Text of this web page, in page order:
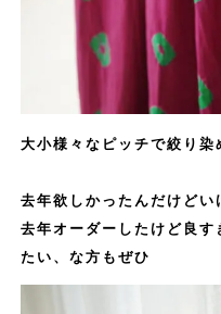
大小様々なピッチで絞り染
去年欲しかったんだけどい
去年オーダーしたけど良
たい、な方もぜひ